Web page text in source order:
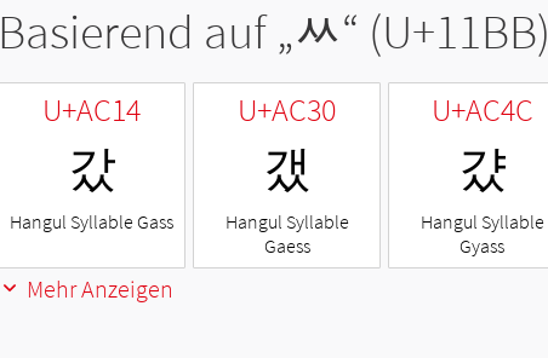
Basierend auf „ᆻ“ (U+11BB)
U+AC14
갔
Hangul Syllable Gass
U+AC30
갰
Hangul Syllable
Gaess
U+AC4C
걌
Hangul Syllable
Gyass
Mehr Anzeigen